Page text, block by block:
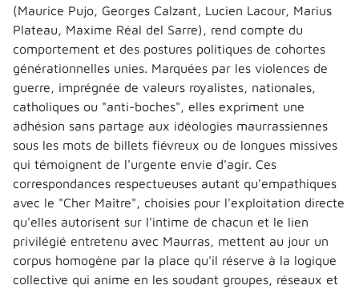
(Maurice Pujo, Georges Calzant, Lucien Lacour, Marius
Plateau, Maxime Réal del Sarre), rend compte du
comportement et des postures politiques de cohortes
générationnelles unies. Marquées par les violences de
guerre, imprégnée de valeurs royalistes, nationales,
catholiques ou "anti-boches", elles expriment une
adhésion sans partage aux idéologies maurrassiennes
sous les mots de billets fiévreux ou de longues missives
qui témoignent de l'urgente envie d'agir. Ces
correspondances respectueuses autant qu'empathiques
avec le "Cher Maître", choisies pour l'exploitation directe
qu'elles autorisent sur l'intime de chacun et le lien
privilégié entretenu avec Maurras, mettent au jour un
corpus homogène par la place qu'il réserve à la logique
collective qui anime en les soudant groupes, réseaux et